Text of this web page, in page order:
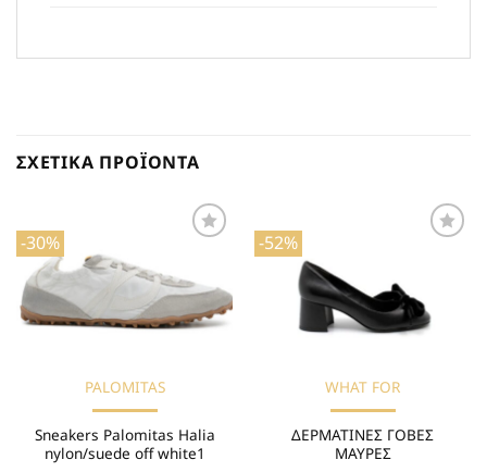
ΣΧΕΤΙΚΆ ΠΡΟΪΌΝΤΑ
-30%
Επιθυμιών
PALOMITAS
Sneakers Palomitas Halia
nylon/suede off white1
-52%
Επιθυμιών
WHAT FOR
ΔΕΡΜΑΤΙΝΕΣ ΓΟΒΕΣ
ΜΑΥΡΕΣ